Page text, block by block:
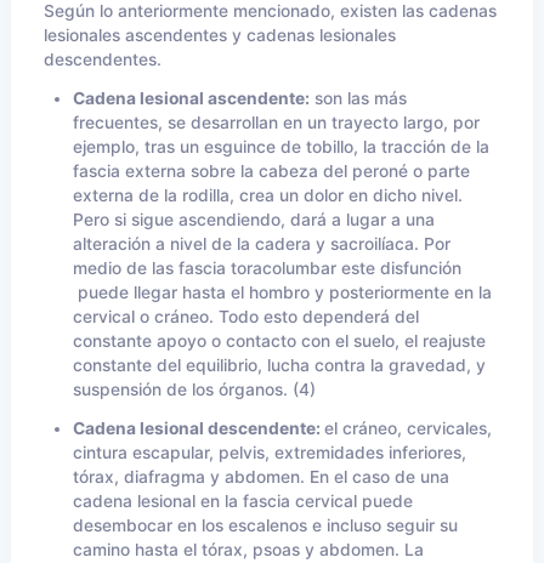
Según lo anteriormente mencionado, existen las cadenas
lesionales ascendentes y cadenas lesionales
descendentes.
Cadena lesional ascendente: son las más
frecuentes, se desarrollan en un trayecto largo, por
ejemplo, tras un esguince de tobillo, la tracción de la
fascia externa sobre la cabeza del peroné o parte
externa de la rodilla, crea un dolor en dicho nivel.
Pero si sigue ascendiendo, dará a lugar a una
alteración a nivel de la cadera y sacroilíaca. Por
medio de las fascia toracolumbar este disfunción
puede llegar hasta el hombro y posteriormente en la
cervical o cráneo. Todo esto dependerá del
constante apoyo o contacto con el suelo, el reajuste
constante del equilibrio, lucha contra la gravedad, y
suspensión de los órganos. (4)
Cadena lesional descendente: el cráneo, cervicales,
cintura escapular, pelvis, extremidades inferiores,
tórax, diafragma y abdomen. En el caso de una
cadena lesional en la fascia cervical puede
desembocar en los escalenos e incluso seguir su
camino hasta el tórax, psoas y abdomen. La